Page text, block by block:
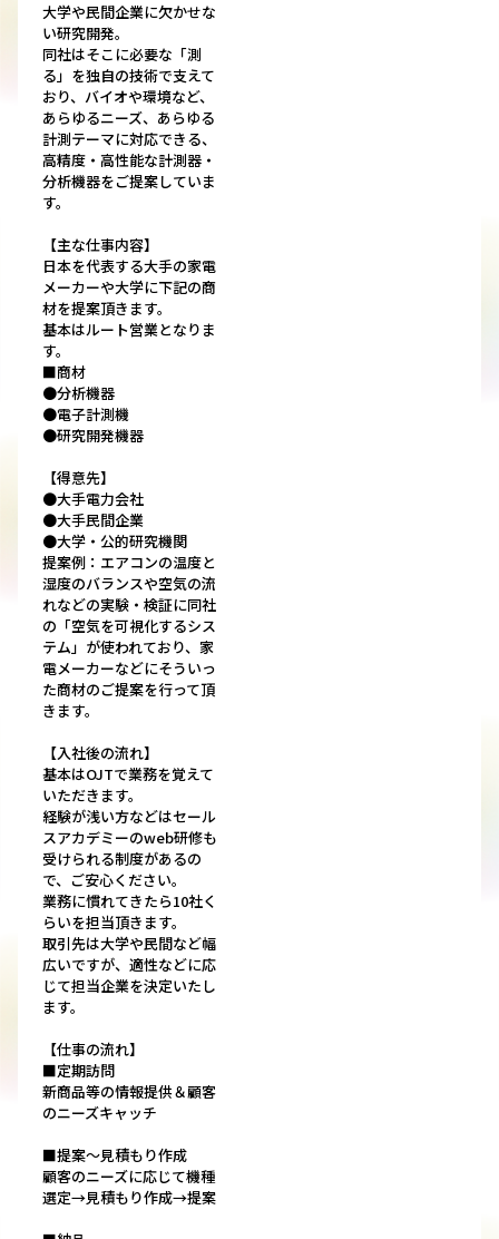
大学や民間企業に欠かせな
い研究開発。
同社はそこに必要な「測
る」を独自の技術で支えて
おり、バイオや環境など、
あらゆるニーズ、あらゆる
計測テーマに対応できる、
高精度・高性能な計測器・
分析機器をご提案していま
す。
【主な仕事内容】
日本を代表する大手の家電
メーカーや大学に下記の商
材を提案頂きます。
基本はルート営業となりま
す。
■商材
●分析機器
●電子計測機
●研究開発機器
【得意先】
●大手電力会社
●大手民間企業
●大学・公的研究機関
提案例：エアコンの温度と
湿度のバランスや空気の流
れなどの実験・検証に同社
の「空気を可視化するシス
テム」が使われており、家
電メーカーなどにそういっ
た商材のご提案を行って頂
きます。
【入社後の流れ】
基本はOJTで業務を覚えて
いただきます。
経験が浅い方などはセール
スアカデミーのweb研修も
受けられる制度があるの
で、ご安心ください。
業務に慣れてきたら10社く
らいを担当頂きます。
取引先は大学や民間など幅
広いですが、適性などに応
じて担当企業を決定いたし
ます。
【仕事の流れ】
■定期訪問
新商品等の情報提供＆顧客
のニーズキャッチ
■提案～見積もり作成
顧客のニーズに応じて機種
選定→見積もり作成→提案